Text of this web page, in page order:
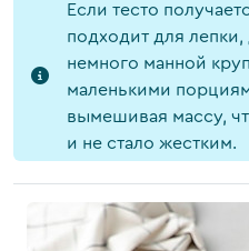
Если тесто
подходит для
немного манной
маленькими
вымешивая массу,
и не стало жестким.